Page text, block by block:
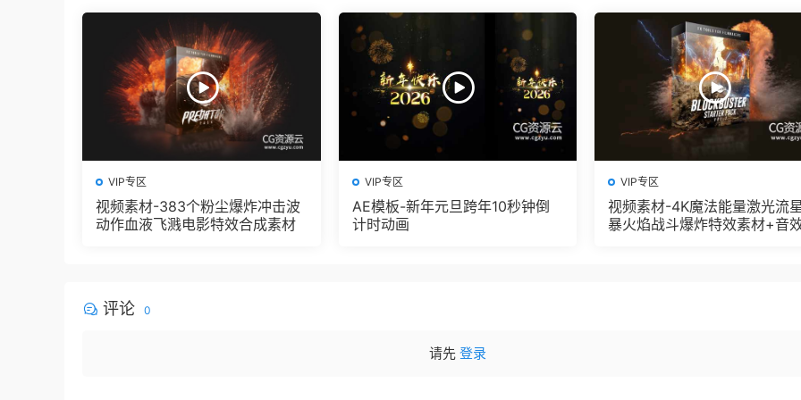
VIP专区
视频素材-383个粉尘爆炸冲击波
动作血液飞溅电影特效合成素材
VIP专区
AE模板-新年元旦跨年10秒钟倒
计时动画
VIP专区
视频素材-4K魔法能量激光流
暴火焰战斗爆炸特效素材+音
评论 0
请先 登录